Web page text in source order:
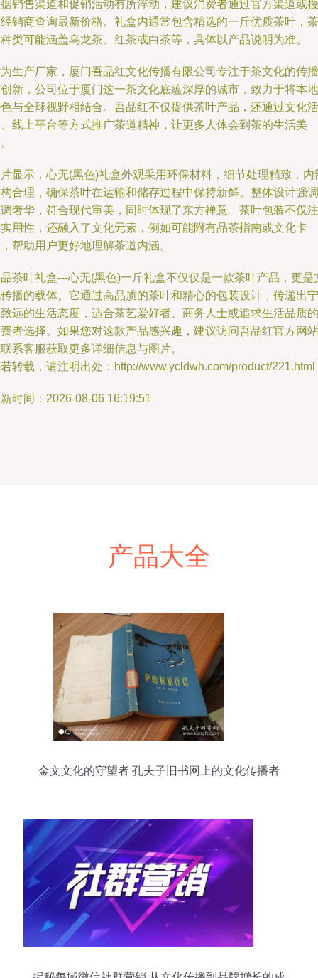
销售渠道和促销活动有所浮动，建议消费者通过官方渠道或授
销商查询最新价格。礼盒内通常包含精选的一斤优质茶叶，茶
类可能涵盖乌龙茶、红茶或白茶等，具体以产品说明为准。
生产厂家，厦门吾品红文化传播有限公司专注于茶文化的传播
新，公司位于厦门这一茶文化底蕴深厚的城市，致力于将本地
与全球视野相结合。吾品红不仅提供茶叶产品，还通过文化活
线上平台等方式推广茶道精神，让更多人体会到茶的生活美
显示，心无(黑色)礼盒外观采用环保材料，细节处理精致，内
合理，确保茶叶在运输和储存过程中保持新鲜。整体设计强调
奢华，符合现代审美，同时体现了东方禅意。茶叶包装不仅注
用性，还融入了文化元素，例如可能附有品茶指南或文化卡
帮助用户更好地理解茶道内涵。
茶叶礼盒---心无(黑色)一斤礼盒不仅仅是一款茶叶产品，更是
播的载体。它通过高品质的茶叶和精心的包装设计，传递出宁
远的生活态度，适合茶艺爱好者、商务人士或追求生活品质的
者选择。如果您对这款产品感兴趣，建议访问吾品红官方网站
系客服获取更多详细信息与图片。
转载，请注明出处：http://www.ycldwh.com/product/221.html
时间：2026-08-06 16:19:51
产品大全
金文文化的守望者 孔夫子旧书网上的文化传播者